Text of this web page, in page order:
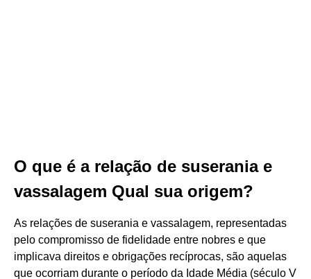
O que é a relação de suserania e
vassalagem Qual sua origem?
As relações de suserania e vassalagem, representadas
pelo compromisso de fidelidade entre nobres e que
implicava direitos e obrigações recíprocas, são aquelas
que ocorriam durante o período da Idade Média (século V